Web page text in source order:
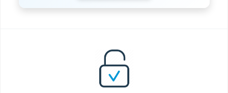
Nulidad de Adjudicación Inmobiliaria
Nulidad de un Testamento